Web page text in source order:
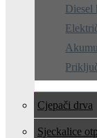
Diesel
Cjepači drva
Sjeckalice